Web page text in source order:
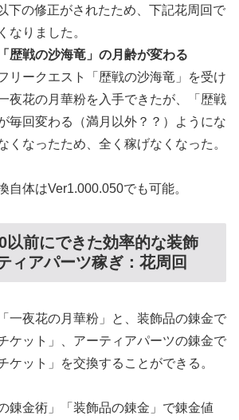
下の修正がされたため、下記花周回で
なりました。
歴戦の沙海竜」の月齢が変わる
リークエスト「歴戦の沙海竜」を受け
夜花の月華粉を入手できたが、「歴戦
毎回変わる（満月以外？？）ようにな
くなったため、全く稼げなくなった。
自体はVer1.000.050でも可能。
以前にできた効率的な装飾
ィアパーツ稼ぎ：花周回
一夜花の月華粉」と、装飾品の錬金で
ケット」、アーティアパーツの錬金で
ケット」を交換することができる。
錬金術」「装飾品の錬金」で錬金値